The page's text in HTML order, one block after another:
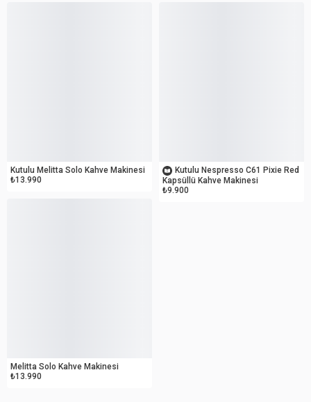
Kutulu Melitta Solo Kahve Makinesi
₺13.990
Melitta Solo Kahve Makinesi
₺13.990
Kutulu Nespresso C61 Pixie Red
Kapsüllü Kahve Makinesi
₺9.900